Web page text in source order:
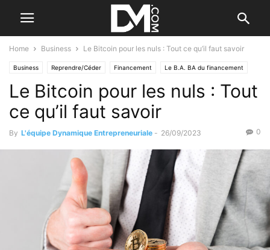
Home Business Le Bitcoin pour les nuls : Tout ce qu’il faut savoir
Business Reprendre/Céder Financement Le B.A. BA du financement
Création Se former / Se faire accompagner
Le Bitcoin pour les nuls : Tout
ce qu’il faut savoir
By L'équipe Dynamique Entrepreneuriale - 26/09/2023 0